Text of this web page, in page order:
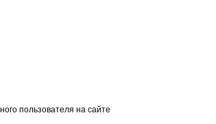
пользователя на сайте